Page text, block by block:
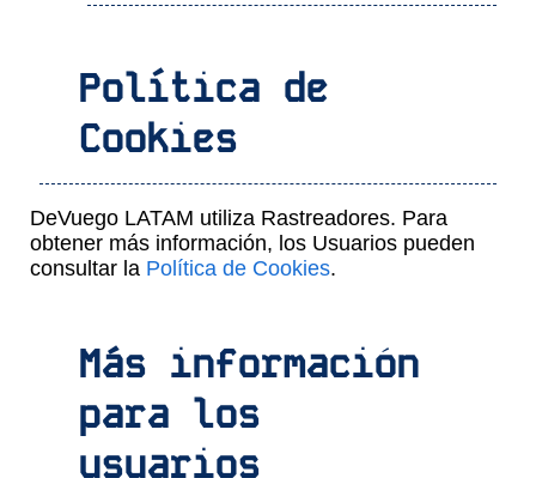
Política de
Cookies
DeVuego LATAM utiliza Rastreadores. Para
obtener más información, los Usuarios pueden
consultar la Política de Cookies.
Más información
para los
usuarios